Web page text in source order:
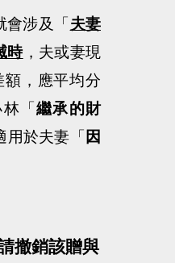
涉及「 夫妻
時，夫或妻現
，應平均分
林「繼承的財
於夫妻「 因
撤銷該贈與